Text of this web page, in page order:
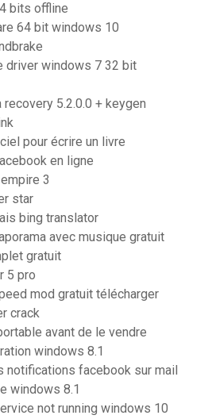
bits offline
64 bit windows 10
driver windows 7 32 bit
5.2.0.0 + keygen
pour écrire un livre
en ligne
3
star
bing translator
avec musique gratuit
gratuit
5 pro
mod gratuit télécharger
crack
avant de le vendre
windows 8.1
notifications facebook sur mail
windows 8.1
not running windows 10